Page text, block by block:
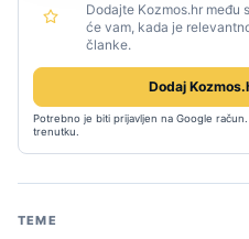
Dodajte Kozmos.hr među
će vam, kada je
članke.
Dodaj
Potrebno je biti prijavljen na Google
trenutku.
TEME